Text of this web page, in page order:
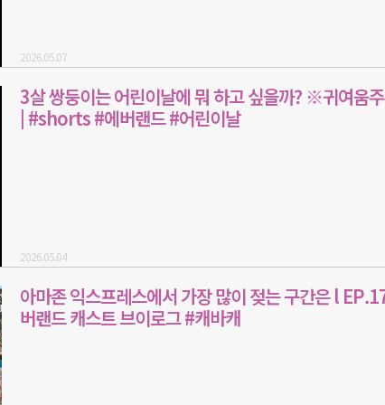
2026.05.07
3살 쌍둥이는 어린이날에 뭐 하고 싶을까? ※귀여움
| #shorts #에버랜드 #어린이날
2026.05.04
아마존 익스프레스에서 가장 많이 젖는 구간은 l
버랜드 캐스트 브이로그 #캐바캐